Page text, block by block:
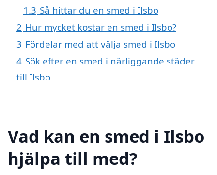
1.3 Så hittar du en smed i Ilsbo
2 Hur mycket kostar en smed i Ilsbo?
3 Fördelar med att välja smed i Ilsbo
4 Sök efter en smed i närliggande städer
till Ilsbo
Vad kan en smed i Ilsbo
hjälpa till med?